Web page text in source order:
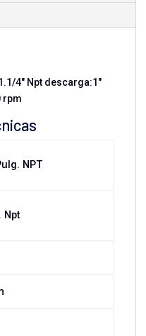
4" Npt descarga:1"
rpm
NPT
Npt